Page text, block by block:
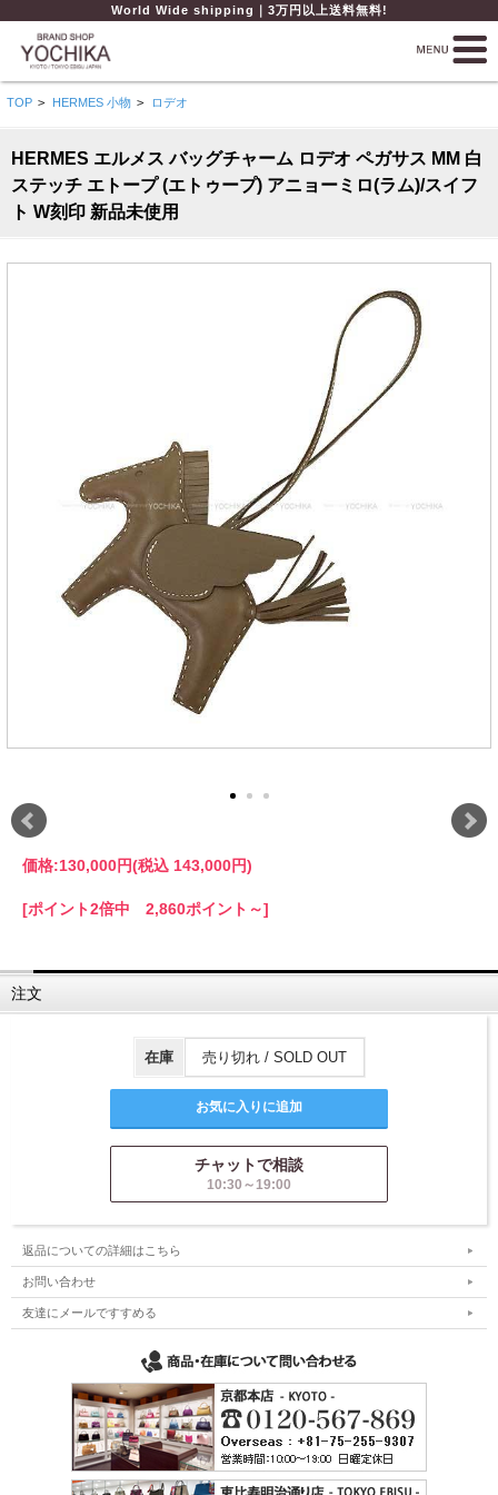
World Wide shipping｜3万円以上送料無料!
TOP > HERMES 小物 > ロデオ
HERMES エルメス バッグチャーム ロデオ ペガサス MM 白
ステッチ エトープ (エトゥープ) アニョーミロ(ラム)/スイフ
ト W刻印 新品未使用
価格:130,000円(税込 143,000円)
[ポイント2倍中 2,860ポイント～]
注文
在庫 売り切れ / SOLD OUT
チャットで相談
10:30～19:00
返品についての詳細はこちら
お問い合わせ
友達にメールですすめる